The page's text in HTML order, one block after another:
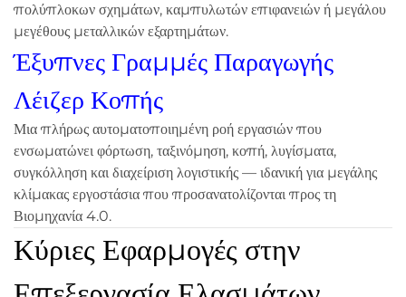
πολύπλοκων σχημάτων, καμπυλωτών επιφανειών ή μεγάλου
μεγέθους μεταλλικών εξαρτημάτων.
Έξυπνες Γραμμές Παραγωγής
Λέιζερ Κοπής
Μια πλήρως αυτοματοποιημένη ροή εργασιών που
ενσωματώνει φόρτωση, ταξινόμηση, κοπή, λυγίσματα,
συγκόλληση και διαχείριση λογιστικής — ιδανική για μεγάλης
κλίμακας εργοστάσια που προσανατολίζονται προς τη
Βιομηχανία 4.0.
Κύριες Εφαρμογές στην